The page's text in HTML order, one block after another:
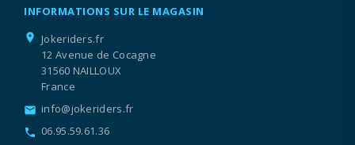
INFORMATIONS SUR LE MAGASIN
location_on
Jokeriders.fr
12 Avenue de Cocagne
31560 NAILLOUX
France
email info@jokeriders.fr
call 06.95.59.61.36